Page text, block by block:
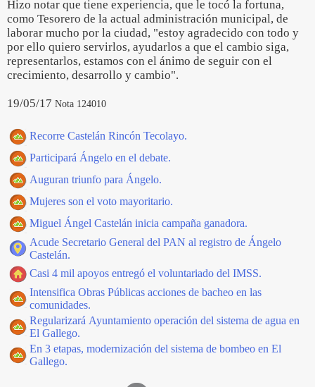
Hizo notar que tiene experiencia, que le tocó la fortuna,
como Tesorero de la actual administración municipal, de
laborar mucho por la ciudad, "estoy agradecido con todo y
por ello quiero servirlos, ayudarlos a que el cambio siga,
representarlos, estamos con el ánimo de seguir con el
crecimiento, desarrollo y cambio".
19/05/17 Nota 124010
Recorre Castelán Rincón Tecolayo.
Participará Ángelo en el debate.
Auguran triunfo para Ángelo.
Mujeres son el voto mayoritario.
Miguel Ángel Castelán inicia campaña ganadora.
Acude Secretario General del PAN al registro de Ángelo
Castelán.
Casi 4 mil apoyos entregó el voluntariado del IMSS.
Intensifica Obras Públicas acciones de bacheo en las
comunidades.
Regularizará Ayuntamiento operación del sistema de agua en
El Gallego.
En 3 etapas, modernización del sistema de bombeo en El
Gallego.